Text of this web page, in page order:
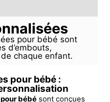
pour bébé sont
d’embouts,
chaque enfant.
pour bébé :
bébé sont conçues